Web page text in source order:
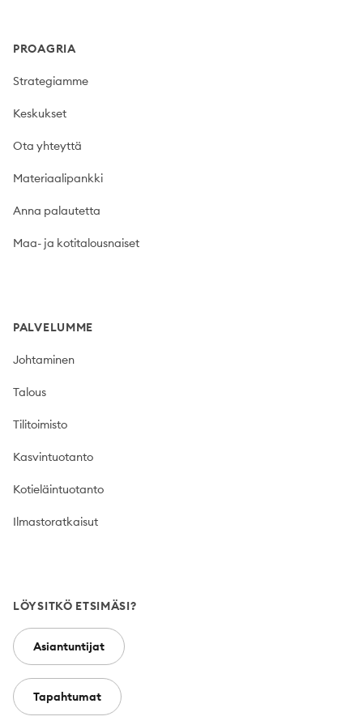
PROAGRIA
Strategiamme
Keskukset
Ota yhteyttä
Materiaalipankki
Anna palautetta
Maa- ja kotitalousnaiset
PALVELUMME
Johtaminen
Talous
Tilitoimisto
Kasvintuotanto
Kotieläintuotanto
Ilmastoratkaisut
LÖYSITKÖ ETSIMÄSI?
Asiantuntijat
Tapahtumat